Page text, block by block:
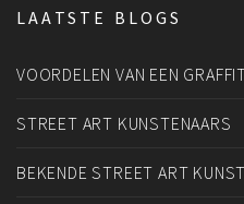
LAATSTE BLOGS
VOORDELEN VAN EEN
STREET ART KUNSTENAARS
BEKENDE STREET ART